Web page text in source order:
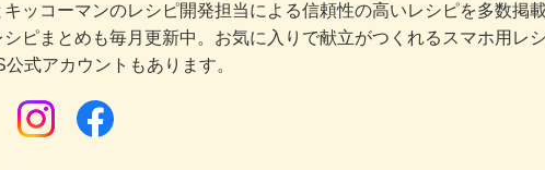
キッコーマンのレシピ開発担当による信頼性の高いレシピを多数掲
シピまとめも毎月更新中。お気に入りで献立がつくれるスマホ用レ
式アカウントもあります。